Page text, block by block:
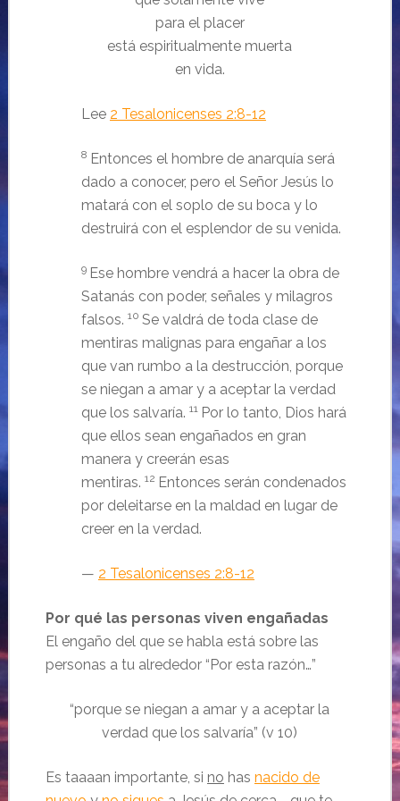
para el placer
está espiritualmente muerta
en vida.
Lee 2 Tesalonicenses 2:8-12
8 Entonces el hombre de anarquía será
dado a conocer, pero el Señor Jesús lo
matará con el soplo de su boca y lo
destruirá con el esplendor de su venida.
9 Ese hombre vendrá a hacer la obra de
Satanás con poder, señales y milagros
falsos. 10 Se valdrá de toda clase de
mentiras malignas para engañar a los
que van rumbo a la destrucción, porque
se niegan a amar y a aceptar la verdad
que los salvaría. 11 Por lo tanto, Dios hará
que ellos sean engañados en gran
manera y creerán esas
mentiras. 12 Entonces serán condenados
por deleitarse en la maldad en lugar de
creer en la verdad.
— 2 Tesalonicenses 2:8-12
Por qué las personas viven engañadas
El engaño del que se habla está sobre las
personas a tu alrededor “Por esta razón…”
“porque se niegan a amar y a aceptar la
verdad que los salvaría” (v 10)
Es taaaan importante, si no has nacido de